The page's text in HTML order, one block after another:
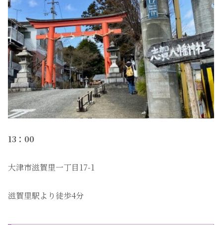
13：00
大津市滋賀里一丁目17-1
滋賀里駅より徒歩4分